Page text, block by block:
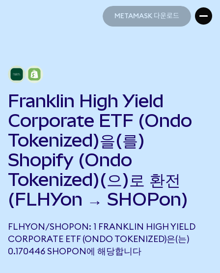
METAMASK 다운로드
Franklin High Yield
Corporate ETF (Ondo
Tokenized)을(를)
Shopify (Ondo
Tokenized)(으)로 환전
(FLHYon → SHOPon)
FLHYON/SHOPON: 1 FRANKLIN HIGH YIELD
CORPORATE ETF (ONDO TOKENIZED)은(는)
0.170446 SHOPON에 해당합니다